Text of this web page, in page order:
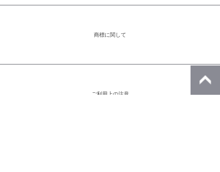
商標に関して
ご利用上の注意